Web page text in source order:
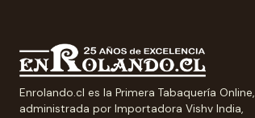
Enrolando.cl es la Primera Tabaquería Online,
administrada por Importadora Vishv India,